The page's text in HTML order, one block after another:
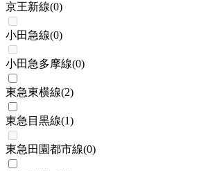
京王新線(0)
小田急線(0)
小田急多摩線(0)
東急東横線(2)
東急目黒線(1)
東急田園都市線(0)